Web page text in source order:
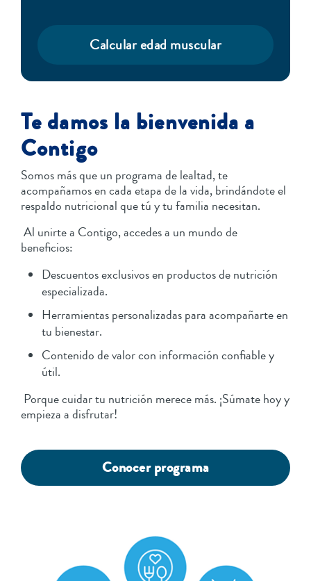
Calcular edad muscular
Te damos la bienvenida a
Contigo
Somos más que un programa de lealtad, te
acompañamos en cada etapa de la vida, brindándote el
respaldo nutricional que tú y tu familia necesitan.
Al unirte a Contigo, accedes a un mundo de
beneficios:
Descuentos exclusivos en productos de nutrición
especializada.
Herramientas personalizadas para acompañarte en
tu bienestar.
Contenido de valor con información confiable y
útil.
Porque cuidar tu nutrición merece más. ¡Súmate hoy y
empieza a disfrutar!
Conocer programa